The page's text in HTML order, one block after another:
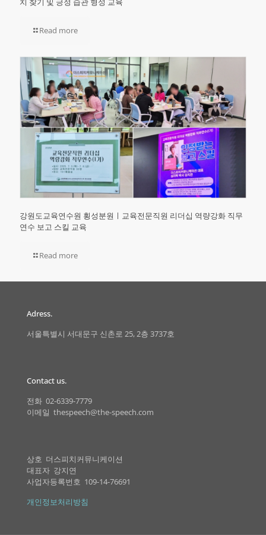
Read more
강원도교육연수원 횡성분원ㅣ교육전문직원 리더십 역량강화 직무
연수 보고 스킬 교육
Read more
Adress.
서울특별시 서대문구 신촌로 25, 2층 3737호
Contact us.
전화 02-6339-7779
이메일 thespeech@the-speech.com
상호 더스피치커뮤니케이션
대표자 강지연
사업자등록번호 109-14-76691
개인정보처리방침